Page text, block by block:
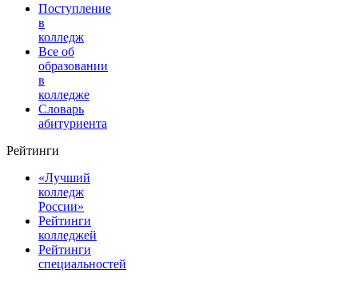
Поступление
в
колледж
Все об
образовании
в
колледже
Словарь
абитуриента
Рейтинги
«Лучший
колледж
России»
Рейтинги
колледжей
Рейтинги
специальностей